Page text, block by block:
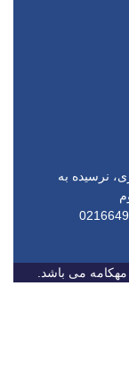
نرسیده به
می باشد.